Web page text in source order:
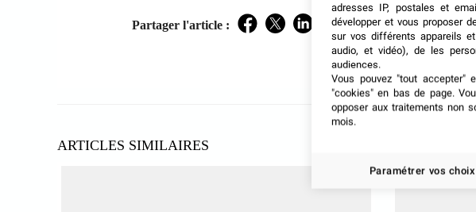
Partager l'article : Facebook
TwitterLinkedIn
ARTICLES SIMILAIRES
adresses IP, postales et
développer et vous proposer
sur vos différents appareils
audio, et vidéo), de les
audiences.
Vous pouvez "tout accepter"
"cookies" en bas de page.
opposer aux traitements non
mois.
Paramétrer vos choix